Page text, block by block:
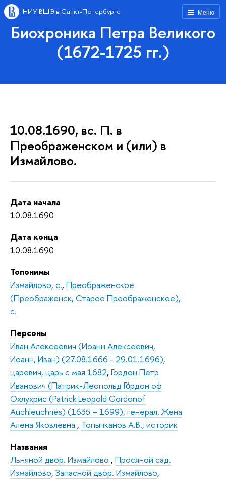
Меню
НИУ ВШЭ в Санкт-Петербурге
Биохроника Петра Великого
(1672-1725 гг.)
10.08.1690, вс. П. в
Преображенском и (или) в
Измайлово.
Дата начала
10.08.1690
Дата конца
10.08.1690
Топонимы
Измайлово, с., Преображенское
(Преображенск, Старое Преображенское),
с.
Персоны
Иван Алексеевич (Иоанн Алексеевич,
Иоанн, Иван) (27.08.1666 - 29.01.1696),
царевич, царь с мая 1682, Гордон Петр
Иванович (Патрик-Леопольд Го́рдон оф
Охлухрис (Patrick Leopold Gordonof
Auchleuchries) (1635 – 1699), генерал. Жена
Алена Яковлевна , Топычканов А.В., историк
Названия
Льняной двор. Измайлово , Просяной сад.
Измайлово, Запасной двор. Измайлово,